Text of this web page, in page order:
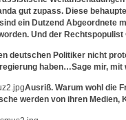
gut zupass. Diese
ein Dutzend Abgeordnete
Und der
deutschen Politiker nicht
haben…Sage mir,
Ausriß. Warum wohl die
werden von ihren